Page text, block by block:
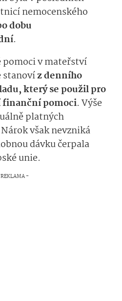
nemocenského
dobu
.
pomoci v mateřství
stanovíz denního
který se použil pro
finanční pomoci. Výše
platných
však nevzniká
dávku čerpala
unie.